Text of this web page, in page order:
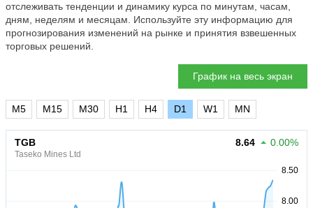
отслеживать тенденции и динамику курса по минутам, часам,
дням, неделям и месяцам. Используйте эту информацию для
прогнозирования изменений на рынке и принятия взвешенных
торговых решений.
График на весь экран
M5 M15 M30 H1 H4 D1 W1 MN
TGB
Taseko Mines Ltd
8.64 0.00%